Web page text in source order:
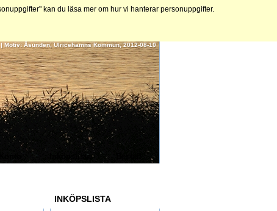
kan du läsa mer om hur vi hanterar personuppgifter.
Motiv: Åsunden, Ulricehamns Kommun, 2012-08-10
Inköpslista
INKÖPSLISTA